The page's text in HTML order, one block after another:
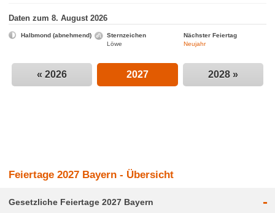
Daten zum 8. August 2026
Halbmond (abnehmend)
Sternzeichen
Löwe
Nächster Feiertag
Neujahr
« 2026 2027 2028 »
Feiertage 2027 Bayern - Übersicht
Gesetzliche Feiertage 2027 Bayern -
Kalender
Kalender
Kalender 2026
Kalenderwochen 2026
Kalenderwochen 2028